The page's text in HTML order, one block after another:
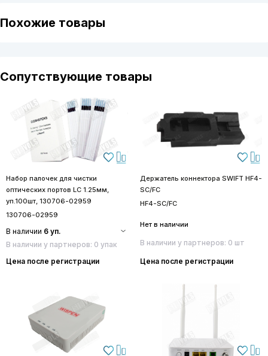
Похожие товары
Сопутствующие товары
Набор палочек для чистки
оптических портов LC 1.25мм,
уп.100шт, 130706-02959
130706-02959
В наличии 6 уп.
В наличии у партнеров: 0 упак
Цена после регистрации
Держатель коннектора SWIFT HF4-
SC/FC
HF4-SC/FC
Нет в наличии
В наличии у партнеров: 0 шт
Цена после регистрации